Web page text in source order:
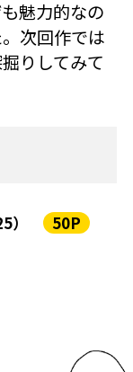
魅力的なの
次回作では
りしてみて
）
50P